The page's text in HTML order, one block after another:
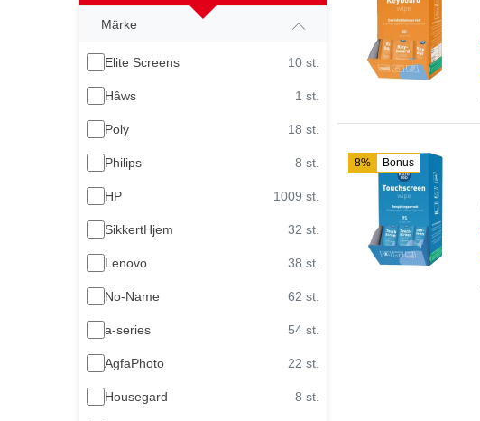
Märke
Elite Screens 10 st.
Hâws 1 st.
Poly 18 st.
Philips 8 st.
HP 1009 st.
SikkertHjem 32 st.
Lenovo 38 st.
No-Name 62 st.
a-series 54 st.
AgfaPhoto 22 st.
Housegard 8 st.
8% Bonus